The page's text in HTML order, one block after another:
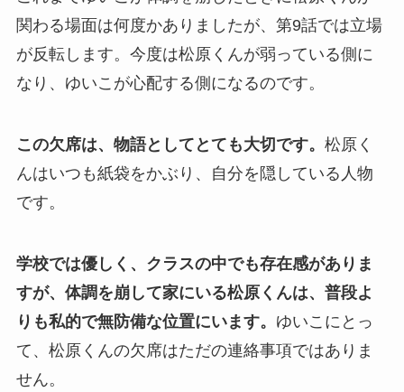
関わる場面は何度かありましたが、第9話では立場
が反転します。今度は松原くんが弱っている側に
なり、ゆいこが心配する側になるのです。
この欠席は、物語としてとても大切です。 松原く
んはいつも紙袋をかぶり、自分を隠している人物
です。
学校では優しく、クラスの中でも存在感がありま
すが、体調を崩して家にいる松原くんは、普段よ
りも私的で無防備な位置にいます。 ゆいこにとっ
て、松原くんの欠席はただの連絡事項ではありま
せん。